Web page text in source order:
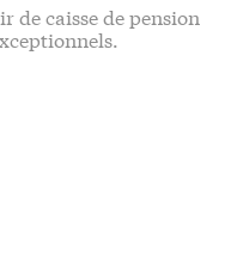
de caisse de pension